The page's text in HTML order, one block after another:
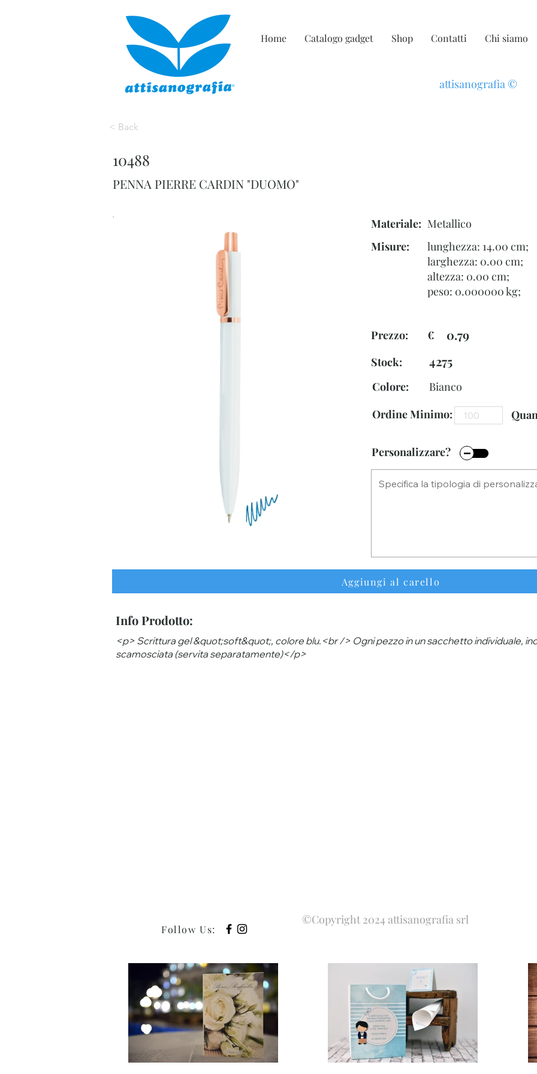
Home Catalogo gadget Shop Contatti Chi siamo
attisanografia ©
< Back
10488
PENNA PIERRE CARDIN "DUOMO"
Materiale: Metallico
Misure:
lunghezza: 14.00 cm;
larghezza: 0.00 cm;
altezza: 0.00 cm;
peso: 0.000000 kg;
Prezzo: € 0.79
Stock: 4275
Bianco
Colore:
Ordine Minimo:
Personalizzare?
Aggiungi al carello
Info Prodotto:
<p> Scrittura gel &quot;soft&quot;, colore blu.<br /> Ogni pezzo in un sacchetto individuale,
scamosciata (servita separatamente)</p>
Follow Us:
©Copyright 2024 attisanografia srl